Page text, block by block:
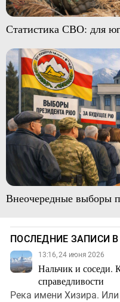
Статистика СВО: для
Внеочередные выборы
ПОСЛЕДНИЕ ЗАПИСИ В
13:16, 24 июня 2026
Нальчик и соседи.
справедливости
Река имени Хизира. Или